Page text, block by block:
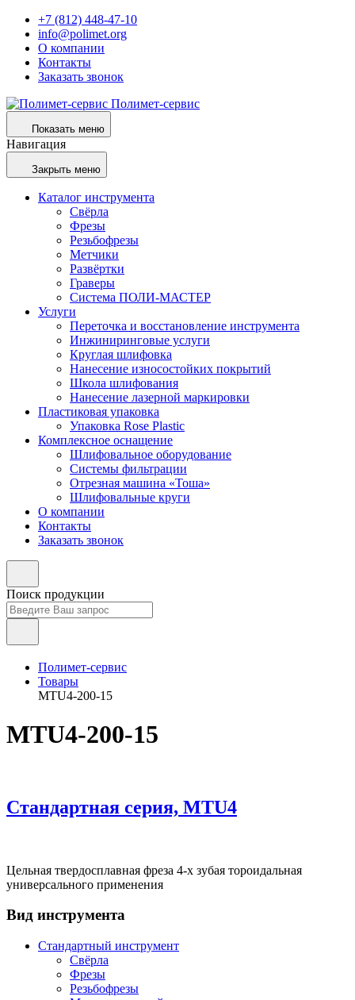
+7 (812) 448-47-10
info@polimet.org
О компании
Контакты
Заказать звонок
Полимет-сервис
Показать меню
Навигация
Закрыть меню
Каталог инструмента
Свёрла
Фрезы
Резьбофрезы
Метчики
Развёртки
Граверы
Система ПОЛИ-МАСТЕР
Услуги
Переточка и восстановление инструмента
Инжиниринговые услуги
Круглая шлифовка
Нанесение износостойких покрытий
Школа шлифования
Нанесение лазерной маркировки
Пластиковая упаковка
Упаковка Rose Plastic
Комплексное оснащение
Шлифовальное оборудование
Системы фильтрации
Отрезная машина «Тоша»
Шлифовальные круги
О компании
Контакты
Заказать звонок
Поиск продукции
Полимет-сервис
Товары
MTU4-200-15
MTU4-200-15
Стандартная серия, MTU4
Цельная твердосплавная фреза 4-х зубая тороидальная
универсального применения
Вид инструмента
Стандартный инструмент
Свёрла
Фрезы
Резьбофрезы